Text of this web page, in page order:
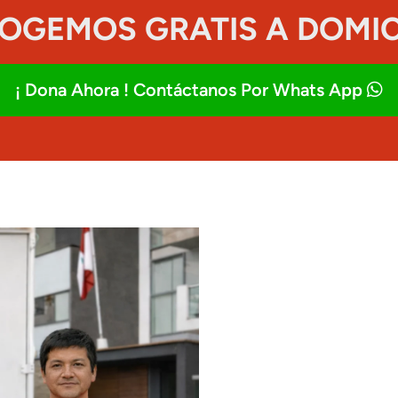
GRATIS A
¡ Dona Ahora ! Contáctanos Por Whats App